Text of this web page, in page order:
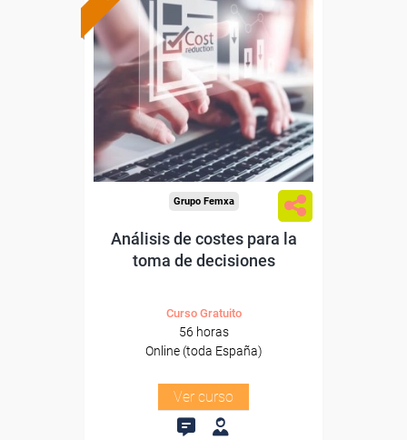
Formación 100%
subvencionada.
Para desempleados,
trabajadores y autónomos.
Sector
-Finanzas y Seguros.
Grupo Femxa
Análisis de costes para la
toma de decisiones
Curso Gratuito
56 horas
Online (toda España)
Ver curso